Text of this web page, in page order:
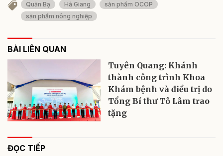
Quản Bạ Hà Giang
sản phẩm OCOP
sản phẩm nông nghiệp
BÀI LIÊN QUAN
Tuyên Quang: Khánh
thành công trình Khoa
Khám bệnh và điều trị do
Tổng Bí thư Tô Lâm trao
tặng
ĐỌC TIẾP